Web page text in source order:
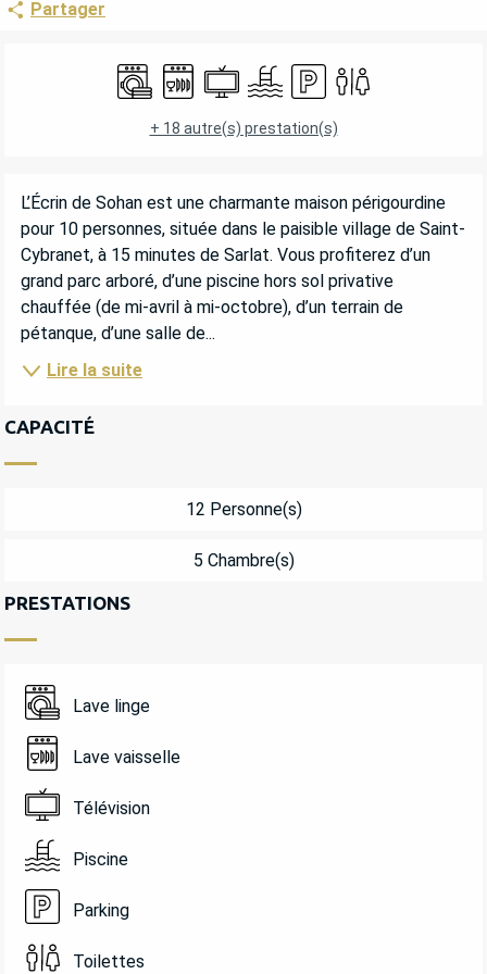
Partager
OUVERTURE ET COORDONNÉES
Lave lingeLave vaisselle
TélévisionPiscineParkingToilettes
+ 18 autre(s) prestation(s)
DESCRIPTION
L’Écrin de Sohan est une charmante maison périgourdine
pour 10 personnes, située dans le paisible village de Saint-
Cybranet, à 15 minutes de Sarlat. Vous profiterez d’un
grand parc arboré, d’une piscine hors sol privative
chauffée (de mi-avril à mi-octobre), d’un terrain de
pétanque, d’une salle de...
Lire la suite
CAPACITÉ
12 Personne(s)
5 Chambre(s)
PRESTATIONS
Lave linge
Lave vaisselle
Télévision
Piscine
Parking
Toilettes